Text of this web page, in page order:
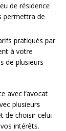
de résidence
permettra de
pratiqués par
à votre
de plusieurs
avec l’avocat
plusieurs
de choisir celui
intérêts.